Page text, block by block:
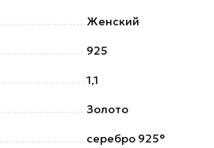
Женский
925
1,1
Золото
серебро 925°